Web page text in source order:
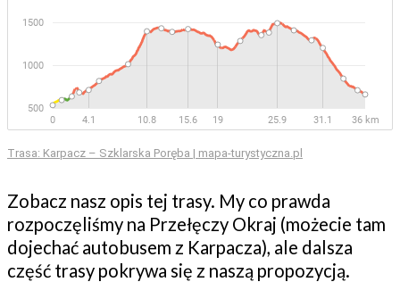
Trasa: Karpacz – Szklarska Poręba | mapa-turystyczna.pl
Zobacz nasz opis tej trasy. My co prawda
rozpoczęliśmy na Przełęczy Okraj (możecie tam
dojechać autobusem z Karpacza), ale dalsza
część trasy pokrywa się z naszą propozycją.